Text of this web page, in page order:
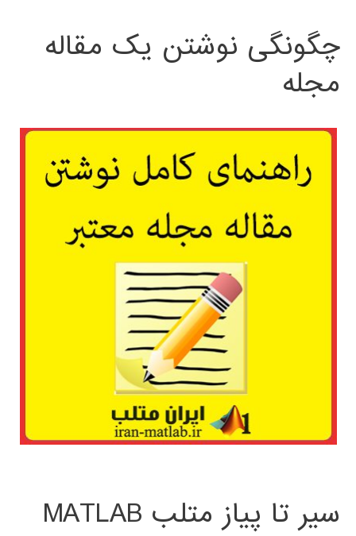
چگونگی نوشتن یک مقاله
مجله
سیر تا پیاز متلب MATLAB